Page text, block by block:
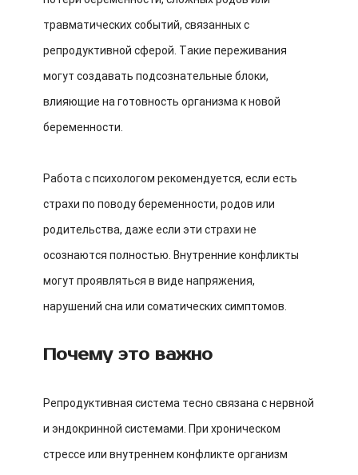
травматических событий, связанных с
репродуктивной сферой. Такие переживания
могут создавать подсознательные блоки,
влияющие на готовность организма к новой
беременности.
Работа с психологом рекомендуется, если есть
страхи по поводу беременности, родов или
родительства, даже если эти страхи не
осознаются полностью. Внутренние конфликты
могут проявляться в виде напряжения,
нарушений сна или соматических симптомов.
Почему это важно
Репродуктивная система тесно связана с нервной
и эндокринной системами. При хроническом
стрессе или внутреннем конфликте организм